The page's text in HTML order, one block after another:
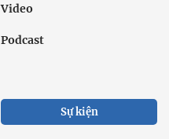
Video
Podcast
Sự kiện